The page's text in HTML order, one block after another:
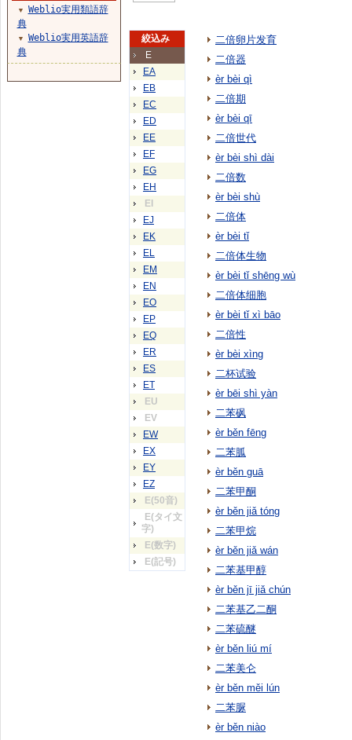
絞込み
E
EA
EB
EC
ED
EE
EF
EG
EH
EI
EJ
EK
EL
EM
EN
EO
EP
EQ
ER
ES
ET
EU
EV
EW
EX
EY
EZ
E(50音)
E(タイ文
字)
E(数字)
E(記号)
二倍卵片发育
二倍器
èr bèi qì
二倍期
èr bèi qī
二倍世代
èr bèi shì dài
二倍数
èr bèi shù
二倍体
èr bèi tǐ
二倍体生物
èr bèi tǐ shēng wù
二倍体细胞
èr bèi tǐ xì bāo
二倍性
èr bèi xìng
二杯试验
èr bēi shì yàn
二苯砜
èr běn fēng
二苯胍
èr běn guā
二苯甲酮
èr běn jiǎ tóng
二苯甲烷
èr běn jiǎ wán
二苯基甲醇
èr běn jī jiǎ chún
二苯基乙二酮
二苯硫醚
èr běn liú mí
二苯美仑
èr běn měi lún
二苯脲
èr běn niào
▼
Weblio実用類語辞
典
▼
Weblio実用英語辞
典